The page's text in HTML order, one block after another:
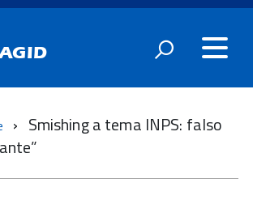
Smishing a tema INPS: falso